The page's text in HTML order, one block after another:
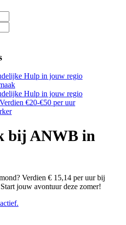
Hulp in jouw regio
Hulp in jouw regio
€20-€50 per uur
bij ANWB in
Verdien € 15,14 per uur bij
jouw avontuur deze zomer!